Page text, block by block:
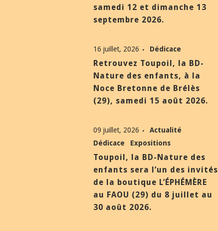
samedi 12 et dimanche 13
septembre 2026.
16 juillet, 2026 Dédicace
Retrouvez Toupoil, la BD-
Nature des enfants, à la
Noce Bretonne de Brélès
(29), samedi 15 août 2026.
09 juillet, 2026
Actualité
Dédicace
Expositions
Toupoil, la BD-Nature des
enfants sera l’un des invités
de la boutique L’ÉPHÉMÈRE
au FAOU (29) du 8 juillet au
30 août 2026.